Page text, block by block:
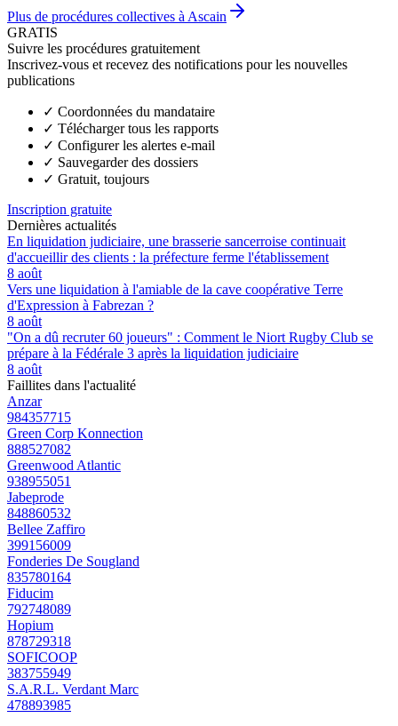
Plus de procédures collectives à Ascain
GRATIS
Suivre les procédures gratuitement
Inscrivez-vous et recevez des notifications pour les nouvelles
publications
✓ Coordonnées du mandataire
✓ Télécharger tous les rapports
✓ Configurer les alertes e-mail
✓ Sauvegarder des dossiers
✓ Gratuit, toujours
Inscription gratuite
Dernières actualités
En liquidation judiciaire, une brasserie sancerroise continuait
d'accueillir des clients : la préfecture ferme l'établissement
8 août
Vers une liquidation à l'amiable de la cave coopérative Terre
d'Expression à Fabrezan ?
8 août
"On a dû recruter 60 joueurs" : Comment le Niort Rugby Club se
prépare à la Fédérale 3 après la liquidation judiciaire
8 août
Faillites dans l'actualité
Anzar
984357715
Green Corp Konnection
888527082
Greenwood Atlantic
938955051
Jabeprode
848860532
Bellee Zaffiro
399156009
Fonderies De Sougland
835780164
Fiducim
792748089
Hopium
878729318
SOFICOOP
383755949
S.A.R.L. Verdant Marc
478893985